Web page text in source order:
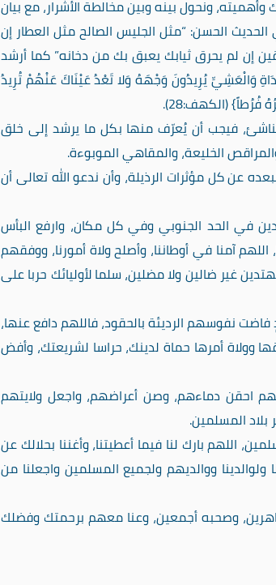
ونحول بينه وبين مخالطة الأشرار، مع بيان
الحسن: “مثل الجليس الصالح مثل العطار إن
إن لم يحرق ثيابك يعبق بك من دخانه” كما أرشد
وَالْعَشِيِّ يُرِيدُونَ وَجْهَهُ وَلا تَعْدُ عَيْنَاكَ عَنْهُمْ تُرِيدُ
فُرُطاً} (الكهف:28).
فيجب أن يُعرّف منها بكل ما يرشد إلى خلق
الخليعة، والمقاهي الموبوءة.
عن كل مؤثرات الرذيلة، وأن ندعو الله تعالى أن
في الحد الجنوبي وفي كل مكان، وارفع البأس
آمنا في أوطاننا، وأصلح ولاة أمورنا، ووفقهم
غير ضالين ولا مضلين، سلما لأوليائك حربا على
نفوسهم الرديئة بالحقود، فاللهم دافع عنها،
وولاة أمرها حماة لدينك، حراسا لشريعتك، وأفض
احقن دماءهم، وصن أعراضهم، واجعل ولايتهم
بلاد المسلمين.
اللهم بارك لنا فيما أعطيتنا، وأغننا بحلالك عن
ووالديهم ولجميع المسلمين واجعلنا من
وصحبه أجمعين، وعنا معهم برحمتك وفضلك